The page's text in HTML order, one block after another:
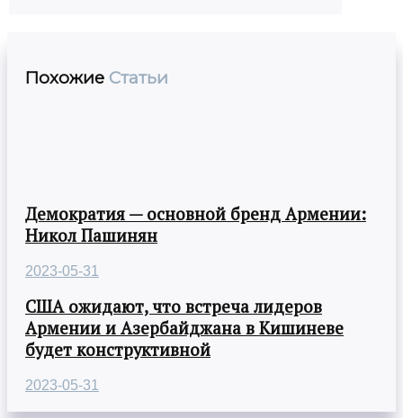
Похожие Статьи
Демократия — основной бренд Армении:
Никол Пашинян
2023-05-31
США ожидают, что встреча лидеров
Армении и Азербайджана в Кишиневе
будет конструктивной
2023-05-31